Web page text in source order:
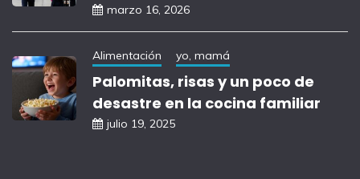
marzo 16, 2026
Alimentación yo, mamá
Palomitas, risas y un poco de
desastre en la cocina familiar
julio 19, 2025